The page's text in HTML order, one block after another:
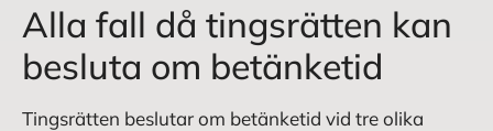
Alla fall då tingsrätten kan
besluta om betänketid
Tingsrätten beslutar om betänketid vid tre olika